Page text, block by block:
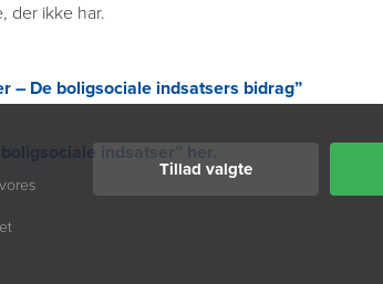
Tillad valgte
der ikke har.
– De boligsociale indsatsers bidrag”
indsatser” her.